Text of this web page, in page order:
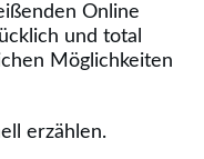
Online
und total
Möglichkeiten
erzählen.